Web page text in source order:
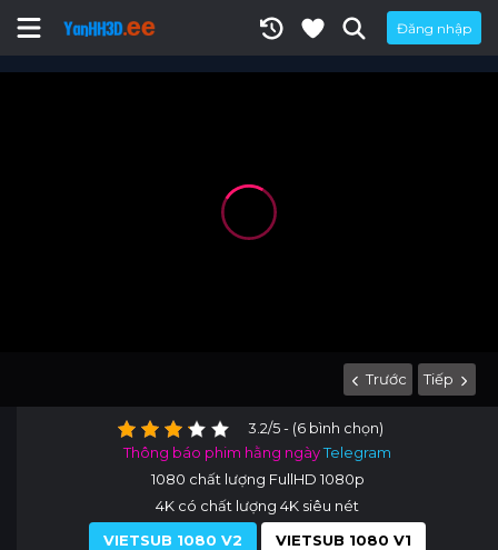
Đăng nhập
Trước Tiếp
3.2/5 - (6 bình chọn)
Thông báo phim hằng ngàyTelegram
1080 chất lượng FullHD 1080p
4K có chất lượng 4K siêu nét
VIETSUB 1080 V2
VIETSUB 1080 V1